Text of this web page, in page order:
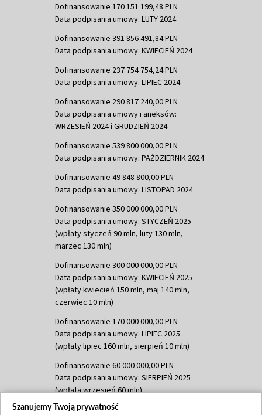
Dofinansowanie 170 151 199,48 PLN
Data podpisania umowy: LUTY 2024
Dofinansowanie 391 856 491,84 PLN
Data podpisania umowy: KWIECIEŃ 2024
Dofinansowanie 237 754 754,24 PLN
Data podpisania umowy: LIPIEC 2024
Dofinansowanie 290 817 240,00 PLN
Data podpisania umowy i aneksów:
WRZESIEŃ 2024 i GRUDZIEŃ 2024
Dofinansowanie 539 800 000,00 PLN
Data podpisania umowy: PAŹDZIERNIK 2024
Dofinansowanie 49 848 800,00 PLN
Data podpisania umowy: LISTOPAD 2024
Dofinansowanie 350 000 000,00 PLN
Data podpisania umowy: STYCZEŃ 2025
(wpłaty styczeń 90 mln, luty 130 mln,
marzec 130 mln)
Dofinansowanie 300 000 000,00 PLN
Data podpisania umowy: KWIECIEŃ 2025
(wpłaty kwiecień 150 mln, maj 140 mln,
czerwiec 10 mln)
Dofinansowanie 170 000 000,00 PLN
Data podpisania umowy: LIPIEC 2025
(wpłaty lipiec 160 mln, sierpień 10 mln)
Dofinansowanie 60 000 000,00 PLN
Data podpisania umowy: SIERPIEŃ 2025
(wpłata wrzesień 60 mln)
Dofinansowanie 635 783 051,21 PLN
Szanujemy Twoją prywatność